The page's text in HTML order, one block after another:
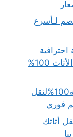
للدمام..بـ23%خصم لـأسرع
وأسعار تبدأ من200ريال وضمان سلامة الأثاث 100%
دينا نقل عفش خارج الرياض..حلول ذكية100%لنقل
لِنقل أثاثك